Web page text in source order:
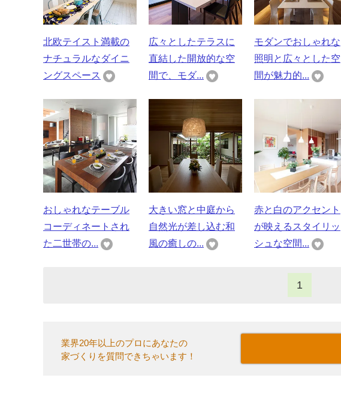
北欧テイスト満載の
ナチュラルなダイニ
ングスペース
広々としたテラスに
直結した開放的な空
間で、モダ...
モダンでおしゃれな
照明と広々とした空
間が魅力的...
おしゃれなテーブル
コーディネートされ
た二世帯の...
大きい窓と中庭から
自然光が差し込む和
風の癒しの...
赤と白のアクセント
が映えるスタイリッ
シュな空間...
1
業界20年以上のプロにあなたの
家づくりを質問できちゃいます！